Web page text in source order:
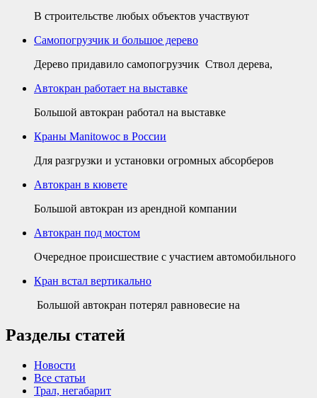
В строительстве любых объектов участвуют
Самопогрузчик и большое дерево
Дерево придавило самопогрузчик Ствол дерева,
Автокран работает на выставке
Большой автокран работал на выставке
Краны Manitowoc в России
Для разгрузки и установки огромных абсорберов
Автокран в кювете
Большой автокран из арендной компании
Автокран под мостом
Очередное происшествие с участием автомобильного
Кран встал вертикально
Большой автокран потерял равновесие на
Разделы статей
Новости
Все статьи
Трал, негабарит